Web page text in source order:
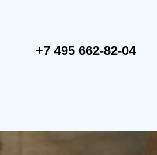
+7 495 662-82-04